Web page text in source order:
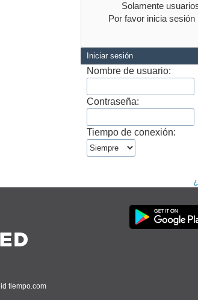
Solamente
Por favor inicia sesión
Iniciar sesión
Nombre de usuario:
Contraseña:
Tiempo de conexión:
tiempo.com